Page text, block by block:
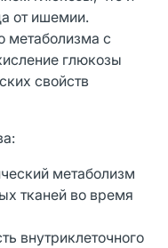
от ишемии.
метаболизма с
глюкозы
свойств
метаболизм
тканей во время
внутриклеточного